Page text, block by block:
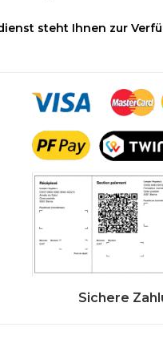
steht Ihnen zur